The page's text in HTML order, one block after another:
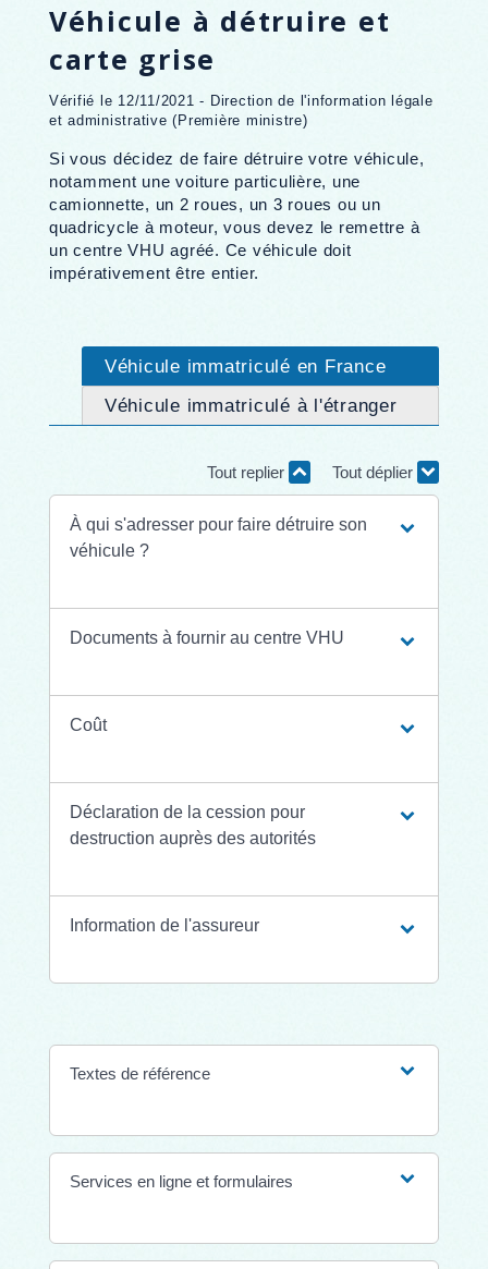
Véhicule à détruire et
carte grise
Vérifié le 12/11/2021 - Direction de l'information légale
et administrative (Première ministre)
Si vous décidez de faire détruire votre véhicule,
notamment une voiture particulière, une
camionnette, un 2 roues, un 3 roues ou un
quadricycle à moteur, vous devez le remettre à
un centre VHU agréé. Ce véhicule doit
impérativement être entier.
Véhicule immatriculé en France
Véhicule immatriculé à l'étranger
Tout replier Tout déplier
À qui s'adresser pour faire détruire son
véhicule ?
Documents à fournir au centre VHU
Coût
Déclaration de la cession pour
destruction auprès des autorités
Information de l'assureur
Textes de référence
Services en ligne et formulaires